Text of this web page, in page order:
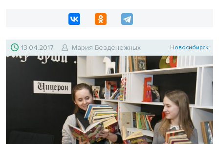
13.04.2017 Мария Безденежных Новосибирск